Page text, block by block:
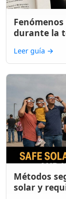
durante la
Leer guía →
Métodos
solar y